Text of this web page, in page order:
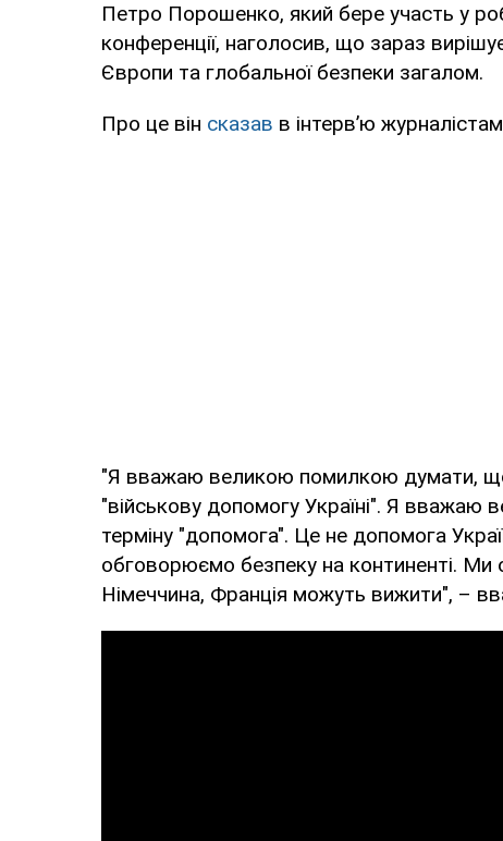
Петро Порошенко, який бере участь у
конференції, наголосив, що зараз
Європи та глобальної безпеки загалом.
Про це він сказав в інтервʼю
"Я вважаю великою помилкою думати,
"військову допомогу Україні". Я
терміну "допомога". Це не допомога
обговорюємо безпеку на континенті. Ми
Німеччина, Франція можуть вижити", –